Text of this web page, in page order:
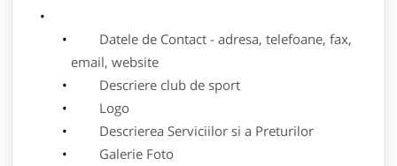
Datele de Contact - adresa, telefoane, fax,
email, website
Descriere club de sport
Logo
Descrierea Serviciilor si a Preturilor
Galerie Foto